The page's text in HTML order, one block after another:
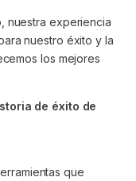
nuestra experiencia
nuestro éxito y la
los mejores
de éxito de
que